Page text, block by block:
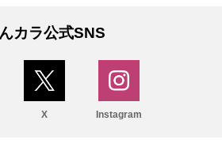
カラ公式SNS
X Instagram